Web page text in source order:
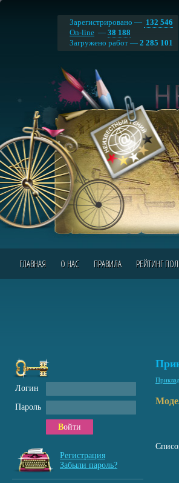
Зарегистрировано — 132 546
On-line — 38 188
Загружено работ — 2 285 101
ГЛАВНАЯ О НАС ПРАВИЛА РЕЙТИНГ
Логин
Пароль
Войти
Регистрация
Забыли пароль?